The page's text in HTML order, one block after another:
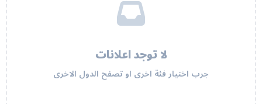
لا توجد اعلانات
جرب اختيار فئة اخرى او تصفح الدول الاخرى